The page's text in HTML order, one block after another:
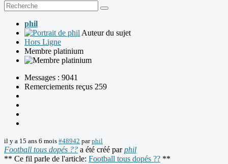
phil
Auteur du sujet
Hors Ligne
Membre platinium
Messages : 9041
Remerciements reçus 259
il y a 15 ans 6 mois #48942 parphil
Football tous dopés ?? a été créé parphil
** Ce fil parle de l'article: Football tous dopés ?? **